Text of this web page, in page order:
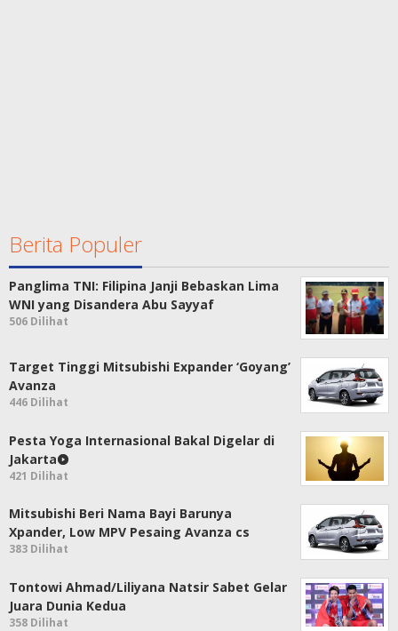
Berita Populer
Panglima TNI: Filipina Janji Bebaskan Lima
WNI yang Disandera Abu Sayyaf
506 Dilihat
Target Tinggi Mitsubishi Expander ‘Goyang’
Avanza
446 Dilihat
Pesta Yoga Internasional Bakal Digelar di
Jakarta
421 Dilihat
Mitsubishi Beri Nama Bayi Barunya
Xpander, Low MPV Pesaing Avanza cs
383 Dilihat
Tontowi Ahmad/Liliyana Natsir Sabet Gelar
Juara Dunia Kedua
358 Dilihat